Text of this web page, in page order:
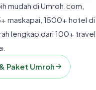
mudah di Umroh.com,
maskapai, 1500+ hotel di
lengkap dari 100+ travel
Paket Umroh